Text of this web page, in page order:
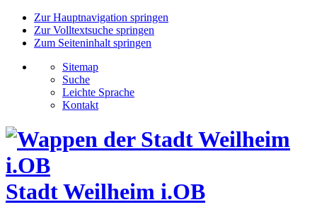
Zur Hauptnavigation springen
Zur Volltextsuche springen
Zum Seiteninhalt springen
Sitemap
Suche
Leichte Sprache
Kontakt
Stadt Weilheim i.OB